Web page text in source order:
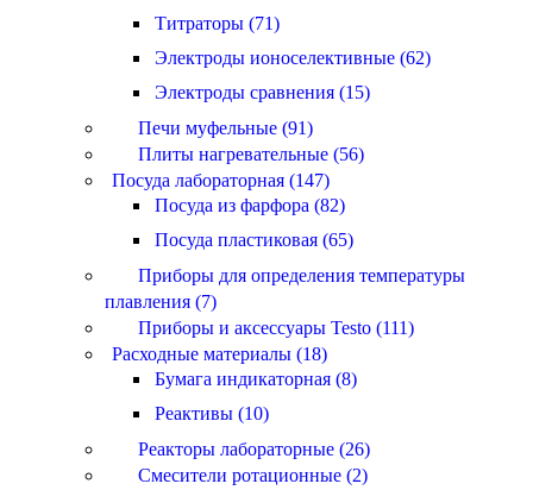
Титраторы (71)
Электроды ионоселективные (62)
Электроды сравнения (15)
Печи муфельные (91)
Плиты нагревательные (56)
Посуда лабораторная (147)
Посуда из фарфора (82)
Посуда пластиковая (65)
Приборы для определения температуры
плавления (7)
Приборы и аксессуары Testo (111)
Расходные материалы (18)
Бумага индикаторная (8)
Реактивы (10)
Реакторы лабораторные (26)
Смесители ротационные (2)